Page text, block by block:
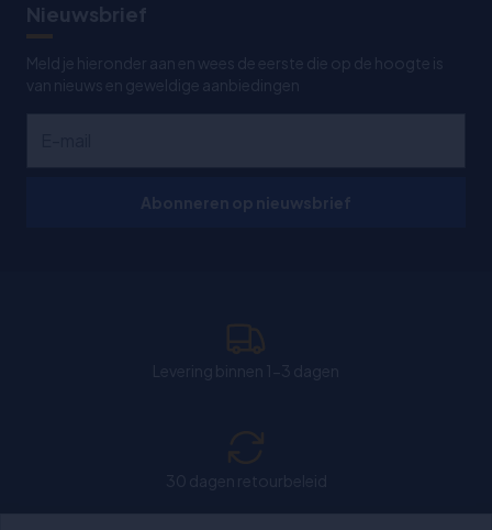
Nieuwsbrief
Meld je hieronder aan en wees de eerste die op de hoogte is
van nieuws en geweldige aanbiedingen